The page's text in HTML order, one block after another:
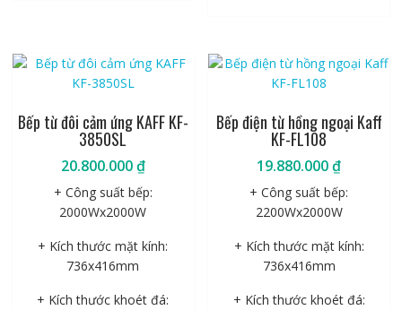
Bếp từ đôi cảm ứng KAFF KF-
3850SL
20.800.000₫
+ Công suất bếp:
2000Wx2000W
+ Kích thước mặt kính:
736x416mm
+ Kích thước khoét đá:
Bếp điện từ hồng ngoại Kaff
KF-FL108
19.880.000₫
+ Công suất bếp:
2200Wx2000W
+ Kích thước mặt kính:
736x416mm
+ Kích thước khoét đá: